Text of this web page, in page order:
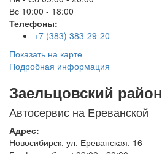
Вс 10:00 - 18:00
Телефоны:
+7 (383) 383-29-20
Показать на карте
Подробная информация
Заельцовский район
Автосервис на Ереванской
Адрес:
Новосибирск, ул. Ереванская, 16